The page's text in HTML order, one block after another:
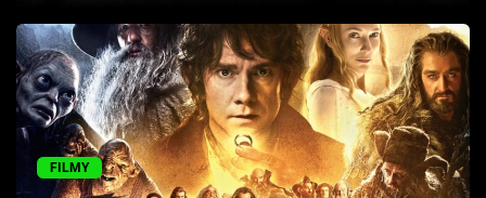
Sledujte prima+
Přihlášení
Sledujte nás
FILMY